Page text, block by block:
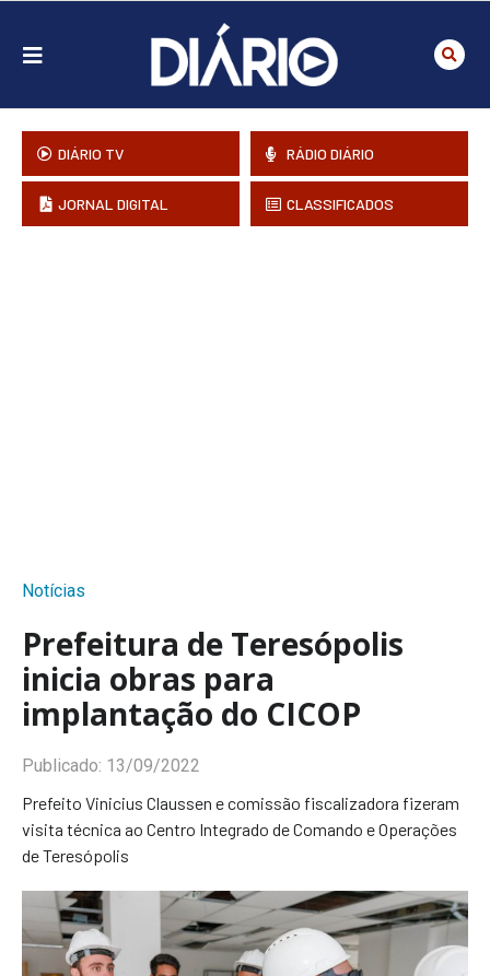
DIÁRIO TV RÁDIO DIÁRIO
JORNAL DIGITAL CLASSIFICADOS
Notícias
Prefeitura de Teresópolis
inicia obras para
implantação do CICOP
Publicado: 13/09/2022
Prefeito Vinicius Claussen e comissão fiscalizadora fizeram
visita técnica ao Centro Integrado de Comando e Operações
de Teresópolis